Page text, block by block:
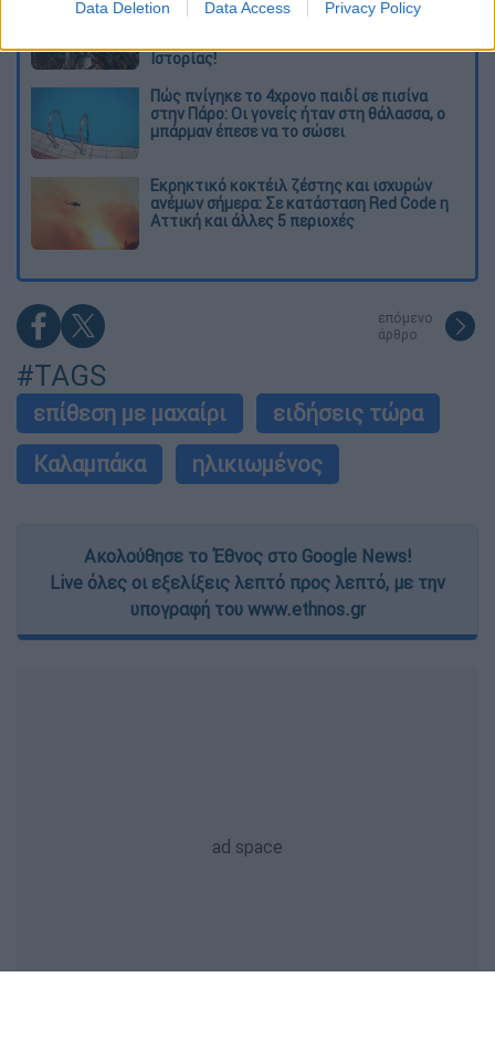
Data Deletion Data Access Privacy Policy
O στρατηγός ήταν σχιζοφρενής, εμμονικός,
πλησίαζε τα 75 όταν τον αντάμωσε η δόξα –
Ιστορίας!
Πώς πνίγηκε το 4χρονο παιδί σε πισίνα
στην Πάρο: Οι γονείς ήταν στη θάλασσα, ο
μπάρμαν έπεσε να το σώσει
Εκρηκτικό κοκτέιλ ζέστης και ισχυρών
ανέμων σήμερα: Σε κατάσταση Red Code η
Αττική και άλλες 5 περιοχές
επόμενο
άρθρο
#TAGS
επίθεση με μαχαίρι
ειδήσεις τώρα
Καλαμπάκα
ηλικιωμένος
Ακολούθησε το Έθνος στο Google News!
Live όλες οι εξελίξεις λεπτό προς λεπτό, με την
υπογραφή του www.ethnos.gr